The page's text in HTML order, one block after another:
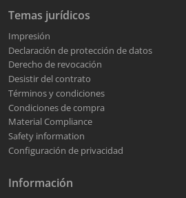
Temas jurídicos
Impresión
Declaración de protección de datos
Derecho de revocación
Desistir del contrato
Términos y condiciones
Condiciones de compra
Material Compliance
Safety information
Configuración de privacidad
Información